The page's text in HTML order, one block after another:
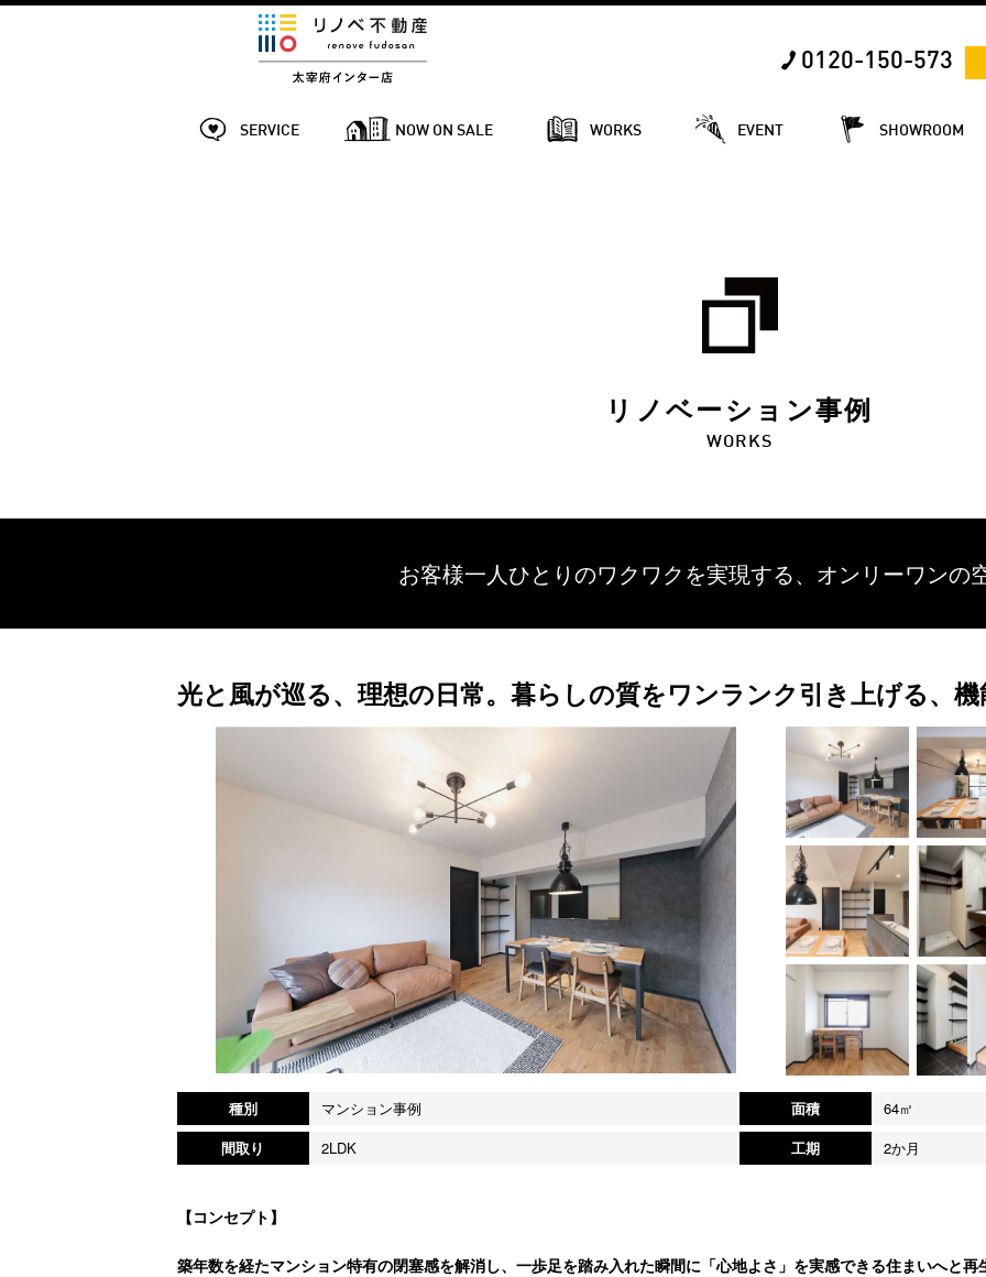
0120-150-573
SERVICE NOW ON SALE WORKS EVENT SHOWROOM
リノベーション事例
WORKS
お客様一人ひとりのワクワクを実現する、 オンリーワンの
光と風が巡る、理想の日常。暮らしの質をワンランク引き上げる、
種別 マンション事例 面積
64㎡
間取り
2LDK 工期 2か月
【コンセプト】
築年数を経たマンション特有の閉塞感を解消し、一歩足を踏み入れた瞬間に「心地よさ」を実感できる住まいへと再